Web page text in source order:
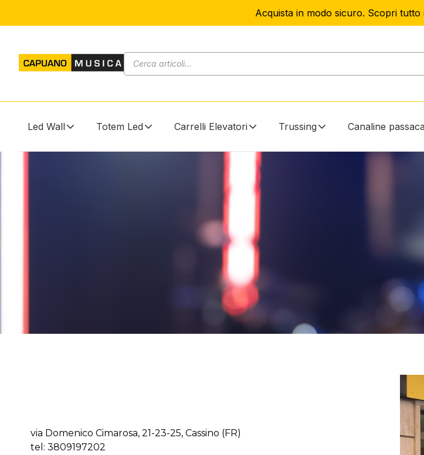
Acquista in modo sicuro. Scopri tutto
Led Wall Totem Led Carrelli Elevatori Trussing Canaline
via Domenico Cimarosa, 21-23-25, Cassino (FR)
tel: 3809197202